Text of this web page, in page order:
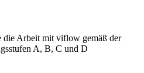
die Arbeit mit viflow gemäß der
A, B, C und D